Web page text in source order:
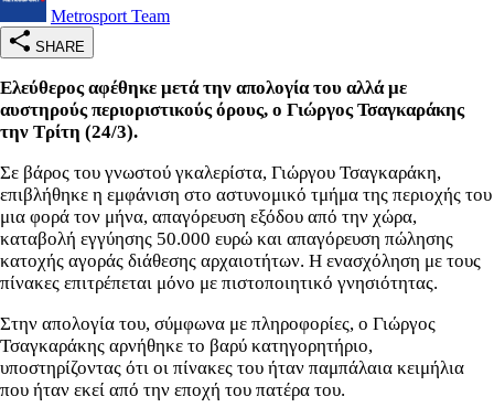
Metrosport Team
SHARE
Ελεύθερος αφέθηκε μετά την απολογία του αλλά με
αυστηρούς περιοριστικούς όρους, ο Γιώργος Τσαγκαράκης
την Τρίτη (24/3).
Σε βάρος του γνωστού γκαλερίστα, Γιώργου Τσαγκαράκη,
επιβλήθηκε η εμφάνιση στο αστυνομικό τμήμα της περιοχής του
μια φορά τον μήνα, απαγόρευση εξόδου από την χώρα,
καταβολή εγγύησης 50.000 ευρώ και απαγόρευση πώλησης
κατοχής αγοράς διάθεσης αρχαιοτήτων. Η ενασχόληση με τους
πίνακες επιτρέπεται μόνο με πιστοποιητικό γνησιότητας.
Στην απολογία του, σύμφωνα με πληροφορίες, ο Γιώργος
Τσαγκαράκης αρνήθηκε το βαρύ κατηγορητήριο,
υποστηρίζοντας ότι οι πίνακες του ήταν παμπάλαια κειμήλια
που ήταν εκεί από την εποχή του πατέρα του.